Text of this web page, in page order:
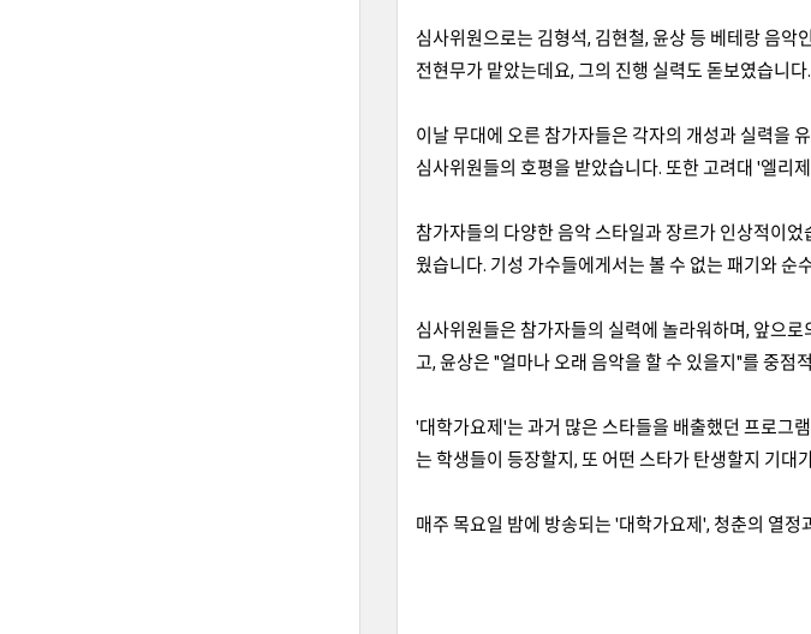
심사위원으로는 김형석, 김현철, 윤상 등 베테랑 음악
전현무가 맡았는데요, 그의 진행 실력도 돋보였습니다.
이날 무대에 오른 참가자들은 각자의 개성과 실력을
심사위원들의 호평을 받았습니다. 또한 고려대 '엘리
참가자들의 다양한 음악 스타일과 장르가 인상적이
웠습니다. 기성 가수들에게서는 볼 수 없는 패기와 순
심사위원들은 참가자들의 실력에 놀라워하며, 앞으
고, 윤상은 "얼마나 오래 음악을 할 수 있을지"를 중점
'대학가요제'는 과거 많은 스타들을 배출했던 프로그
는 학생들이 등장할지, 또 어떤 스타가 탄생할지 기대
매주 목요일 밤에 방송되는 '대학가요제', 청춘의 열